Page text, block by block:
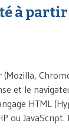
à partir
(Mozilla,
et le
HTML
ou